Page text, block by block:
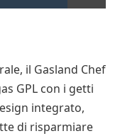
il Gasland Chef
GPL con i getti
integrato,
di risparmiare